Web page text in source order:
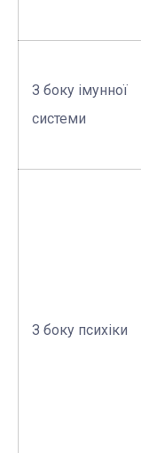
З боку імунної
системи
З боку психіки